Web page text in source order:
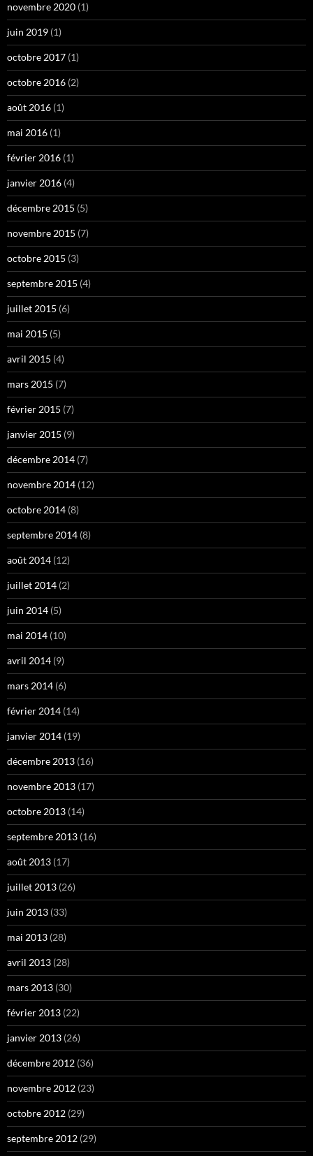
novembre 2020 (1)
juin 2019 (1)
octobre 2017 (1)
octobre 2016 (2)
août 2016 (1)
mai 2016 (1)
février 2016 (1)
janvier 2016 (4)
décembre 2015 (5)
novembre 2015 (7)
octobre 2015 (3)
septembre 2015 (4)
juillet 2015 (6)
mai 2015 (5)
avril 2015 (4)
mars 2015 (7)
février 2015 (7)
janvier 2015 (9)
décembre 2014 (7)
novembre 2014 (12)
octobre 2014 (8)
septembre 2014 (8)
août 2014 (12)
juillet 2014 (2)
juin 2014 (5)
mai 2014 (10)
avril 2014 (9)
mars 2014 (6)
février 2014 (14)
janvier 2014 (19)
décembre 2013 (16)
novembre 2013 (17)
octobre 2013 (14)
septembre 2013 (16)
août 2013 (17)
juillet 2013 (26)
juin 2013 (33)
mai 2013 (28)
avril 2013 (28)
mars 2013 (30)
février 2013 (22)
janvier 2013 (26)
décembre 2012 (36)
novembre 2012 (23)
octobre 2012 (29)
septembre 2012 (29)